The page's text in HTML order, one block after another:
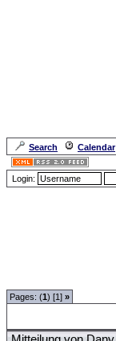
Search Calendar
Login:
Pages: (1) [1] »